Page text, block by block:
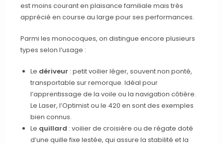
est moins courant en plaisance familiale mais très
apprécié en course au large pour ses performances.
Parmi les monocoques, on distingue encore plusieurs
types selon l’usage :
Le dériveur : petit voilier léger, souvent non ponté,
transportable sur remorque. Idéal pour
l’apprentissage de la voile ou la navigation côtière.
Le Laser, l’Optimist ou le 420 en sont des exemples
bien connus.
Le quillard : voilier de croisière ou de régate doté
d’une quille fixe lestée, qui assure la stabilité et la